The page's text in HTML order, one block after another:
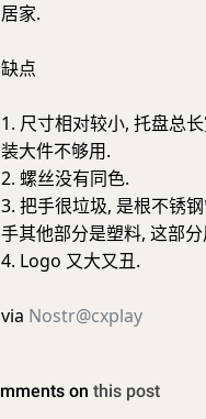
居家.
缺点
1. 尺寸相对较小, 托盘总
装大件不够用.
2. 螺丝没有同色.
3. 把手很垃圾, 是根不锈
手其他部分是塑料, 这部
4. Logo 又大又丑.
via Nostr@cxplay